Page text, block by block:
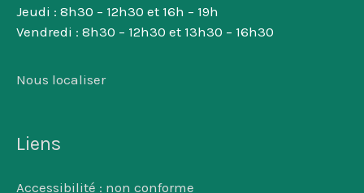
Jeudi : 8h30 – 12h30 et 16h – 19h
Vendredi : 8h30 – 12h30 et 13h30 – 16h30
Nous localiser
Liens
Accessibilité : non conforme